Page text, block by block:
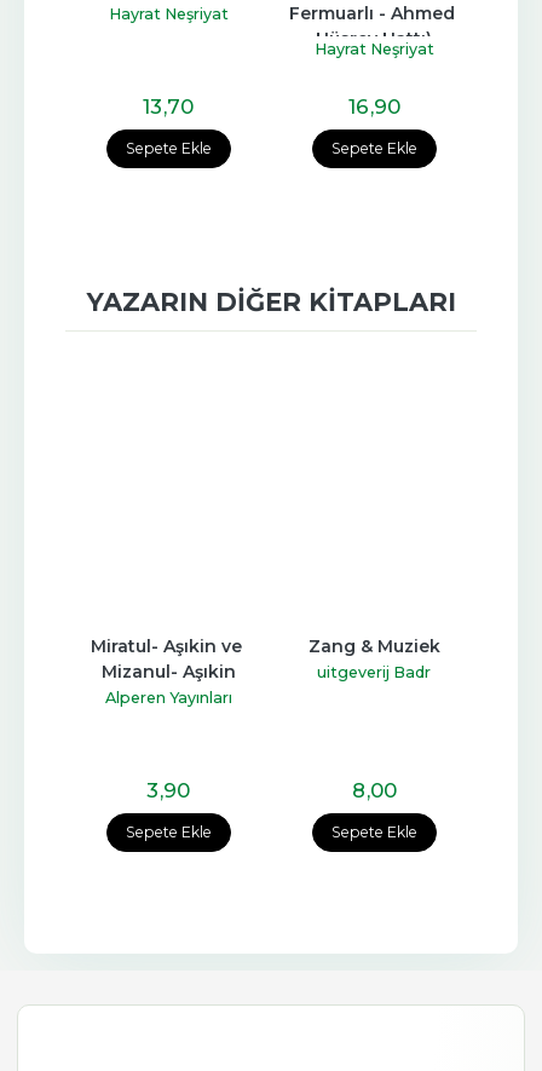
Sepete Ekle
Hayrat Neşriyat
13,70
Sepete Ekle
Fermuarlı - Ahmed
Hüsrev Hattı)
Hayrat Neşriyat
16,90
YAZARIN DIĞER KITAPLARI
Sepete Ekle
Miratul- Aşıkin ve
Mizanul- Aşıkin
Alperen Yayınları
3,90
Sepete Ekle
Zang & Muziek
uitgeverij Badr
8,00